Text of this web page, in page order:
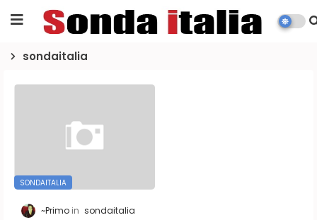
sondaitalia
SONDAITALIA
~Primo sondaitalia